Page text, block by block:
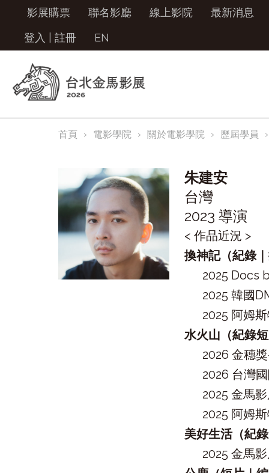
影展購票 聯名影廳 線上影院
最新消息
登入
註冊 EN
首頁 電影學院 關於電影學院 歷屆學員
朱建安
台灣
2023 導演
< 作品近況 >
換神記（紀錄
2025 Docs
2025 韓國
2025 阿姆
水火山（紀錄
2026 金穗
2026 台灣
2025 金馬
2025 阿姆
美好生活（紀
2025 金馬